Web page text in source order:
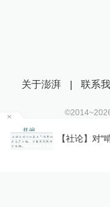
你有权知道更
关于澎湃 | 联系
©2014~
互联网新闻信
沪公网